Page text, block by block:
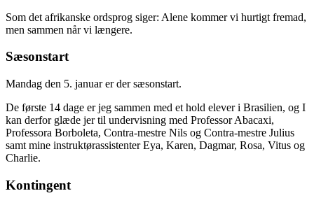
Som det afrikanske ordsprog siger: Alene kommer vi hurtigt fremad,
men sammen når vi længere.
Sæsonstart
Mandag den 5. januar er der sæsonstart.
De første 14 dage er jeg sammen med et hold elever i Brasilien, og I
kan derfor glæde jer til undervisning med Professor Abacaxi,
Professora Borboleta, Contra-mestre Nils og Contra-mestre Julius
samt mine instruktørassistenter Eya, Karen, Dagmar, Rosa, Vitus og
Charlie.
Kontingent